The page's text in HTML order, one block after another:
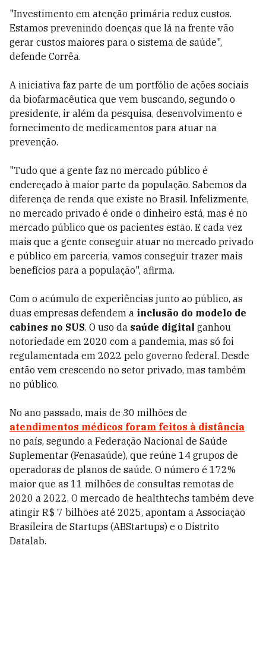
"Investimento em atenção primária reduz custos.
Estamos prevenindo doenças que lá na frente vão
gerar custos maiores para o sistema de saúde",
defende Corrêa.
A iniciativa faz parte de um portfólio de ações sociais
da biofarmacêutica que vem buscando, segundo o
presidente, ir além da pesquisa, desenvolvimento e
fornecimento de medicamentos para atuar na
prevenção.
"Tudo que a gente faz no mercado público é
endereçado à maior parte da população. Sabemos da
diferença de renda que existe no Brasil. Infelizmente,
no mercado privado é onde o dinheiro está, mas é no
mercado público que os pacientes estão. E cada vez
mais que a gente conseguir atuar no mercado privado
e público em parceria, vamos conseguir trazer mais
benefícios para a população", afirma.
Com o acúmulo de experiências junto ao público, as
duas empresas defendem a inclusão do modelo de
cabines no SUS. O uso da saúde digital ganhou
notoriedade em 2020 com a pandemia, mas só foi
regulamentada em 2022 pelo governo federal. Desde
então vem crescendo no setor privado, mas também
no público.
No ano passado, mais de 30 milhões de
atendimentos médicos foram feitos à distância
no país, segundo a Federação Nacional de Saúde
Suplementar (Fenasaúde), que reúne 14 grupos de
operadoras de planos de saúde. O número é 172%
maior que as 11 milhões de consultas remotas de
2020 a 2022. O mercado de healthtechs também deve
atingir R$ 7 bilhões até 2025, apontam a Associação
Brasileira de Startups (ABStartups) e o Distrito
Datalab.